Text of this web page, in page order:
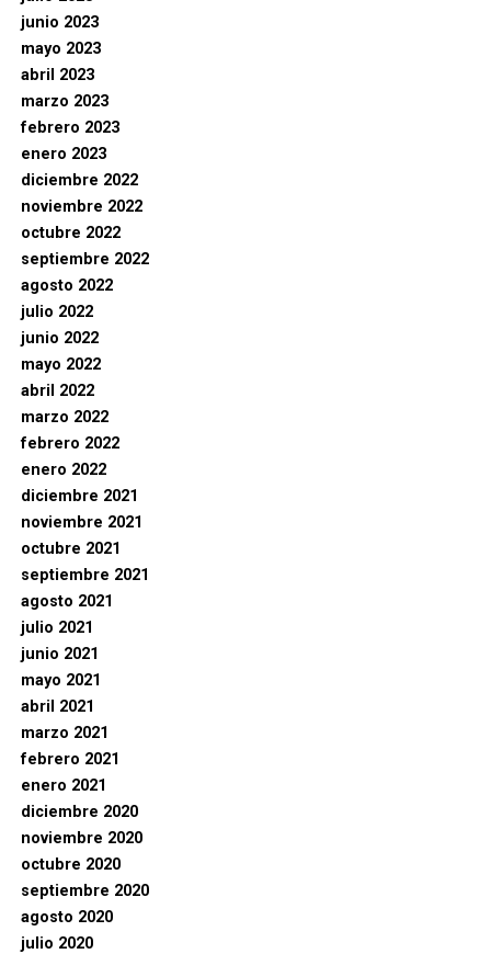
junio 2023
mayo 2023
abril 2023
marzo 2023
febrero 2023
enero 2023
diciembre 2022
noviembre 2022
octubre 2022
septiembre 2022
agosto 2022
julio 2022
junio 2022
mayo 2022
abril 2022
marzo 2022
febrero 2022
enero 2022
diciembre 2021
noviembre 2021
octubre 2021
septiembre 2021
agosto 2021
julio 2021
junio 2021
mayo 2021
abril 2021
marzo 2021
febrero 2021
enero 2021
diciembre 2020
noviembre 2020
octubre 2020
septiembre 2020
agosto 2020
julio 2020